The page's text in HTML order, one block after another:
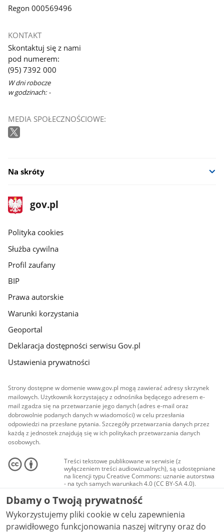
Regon 000569496
KONTAKT
Skontaktuj się z nami
pod numerem:
(95) 7392 000
W dni robocze
w godzinach: -
MEDIA SPOŁECZNOŚCIOWE:
Na skróty
stopka
gov.pl
Strona
gov.pl
gov.pl
Polityka cookies
Służba cywilna
Profil zaufany
BIP
Prawa autorskie
Warunki korzystania
Geoportal
Deklaracja dostępności serwisu Gov.pl
Ustawienia prywatności
Strony dostępne w domenie www.gov.pl mogą zawierać adresy skrzynek
mailowych. Użytkownik korzystający z odnośnika będącego adresem e-
mail zgadza się na przetwarzanie jego danych (adres e-mail oraz
dobrowolnie podanych danych w wiadomości) w celu przesłania
odpowiedzi na przesłane pytania. Szczegóły przetwarzania danych przez
każdą z jednostek znajdują się w ich politykach przetwarzania danych
osobowych.
Treści tekstowe publikowane w serwisie (z
wyłączeniem treści audiowizualnych), są udostępniane
na licencji typu Creative Commons: uznanie autorstwa
- na tych samych warunkach 4.0 (CC BY-SA 4.0).
Materiały audiowizualne, w tym zdjęcia, materiały
audio i wideo, są udostępniane na licencji typu
Creative Commons: uznanie autorstwa użycie
niekomercyjne - bez utworów zależnych 4.0 (CC BY-
NC-ND 4.0), o ile nie jest to stwierdzone inaczej.
Dbamy o Twoją prywatność
Wykorzystujemy pliki cookie w celu zapewnienia
prawidłowego funkcjonowania naszej witryny oraz do